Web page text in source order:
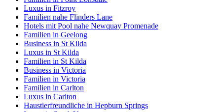
Luxus in Fitzroy
Familien nahe Flinders Lane
Hotels mit Pool nahe Newquay Promenade
Familien in Geelong
Business in St Kilda
Luxus in St Kilda
Familien in St Kilda
Business in Victoria
Familien in Victoria
Familien in Carlton
Luxus in Carlton
Haustierfreundliche in Hepburn Springs